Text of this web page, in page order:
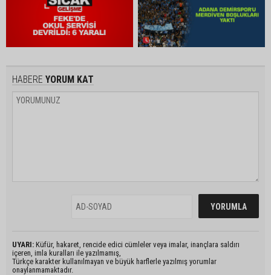
HABERE YORUM KAT
UYARI: Küfür, hakaret, rencide edici cümleler veya imalar, inançlara saldırı
içeren, imla kuralları ile yazılmamış,
Türkçe karakter kullanılmayan ve büyük harflerle yazılmış yorumlar
onaylanmamaktadır.